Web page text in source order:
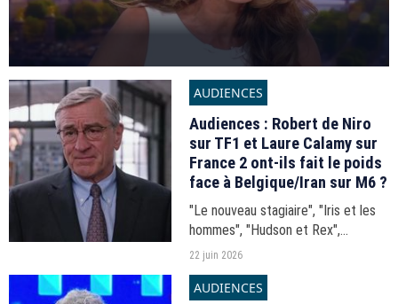
AUDIENCES
Audiences : Robert de Niro
sur TF1 et Laure Calamy sur
France 2 ont-ils fait le poids
face à Belgique/Iran sur M6 ?
"Le nouveau stagiaire", "Iris et les
hommes", "Hudson et Rex",
Belgique/Iran... Les audiences de la
22 juin 2026
AUDIENCES